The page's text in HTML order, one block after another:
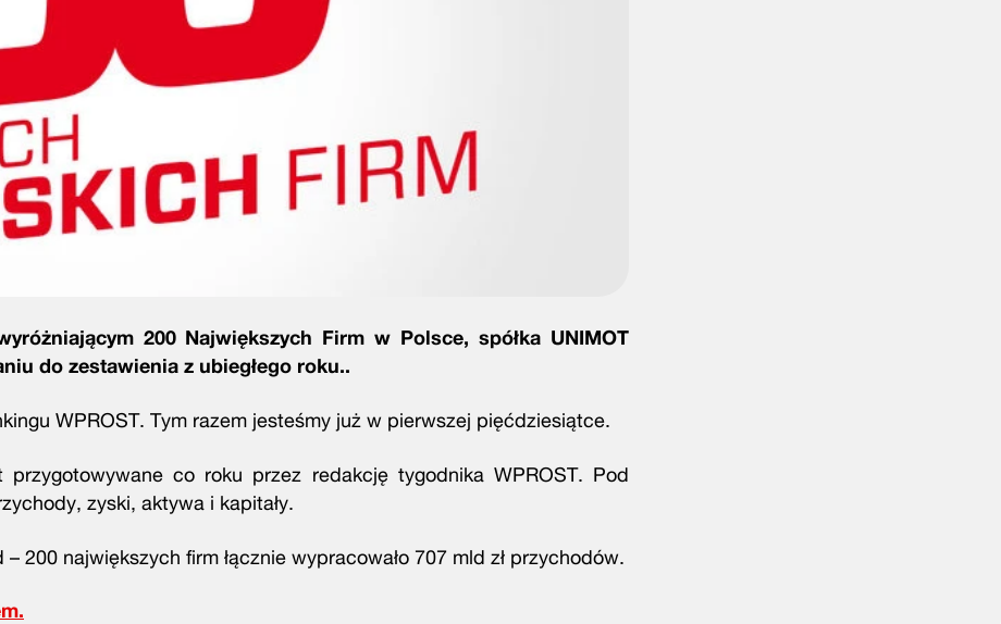
200 Największych Firm w Polsce, spółka UNIMOT
do zestawienia z ubiegłego roku..
WPROST. Tym razem jesteśmy już w pierwszej pięćdziesiątce.
co roku przez redakcję tygodnika WPROST. Pod
zyski, aktywa i kapitały.
200 największych firm łącznie wypracowało 707 mld zł przychodów.